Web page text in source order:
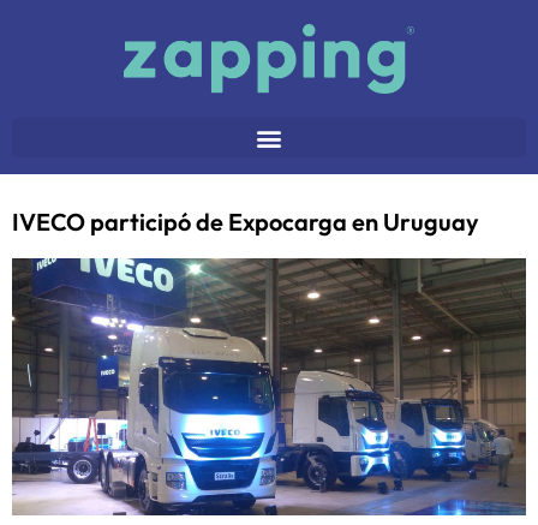
IVECO participó de Expocarga en Uruguay